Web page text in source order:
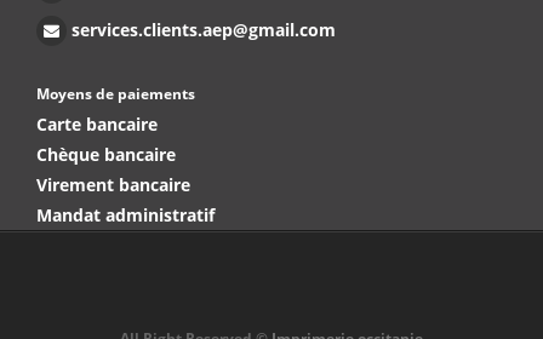
services.clients.aep@gmail.com
Moyens de paiements
Carte bancaire
Chèque bancaire
Virement bancaire
Mandat administratif